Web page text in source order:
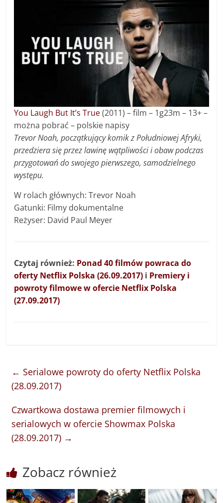
You Laugh But It’s True(2011) – film – 1g23m – 13+ –
można pobrać – polskie napisy
Trevor Noah, początkujący komik z Południowej Afryki,
przedziera się przez lawinę wątpliwości i obaw podczas
przygotowań do swojego pierwszego, samodzielnego
występu.
W rolach głównych: Trevor Noah
Gatunki: Filmy dokumentalne
Reżyser: David Paul Meyer
Czytaj również: Ponad 40 filmów powraca do
oferty Netflix Polska (26.09.2017) i Premiery i
powroty filmowe w ofercie Netflix Polska
(27.09.2017)
← Serialowe powroty do oferty Netflix Polska
(28.09.2017)
Czwartkowa dostawa premier filmowych i
serialowych w ofercie Showmax Polska
(28.09.2017) →
Zobacz również